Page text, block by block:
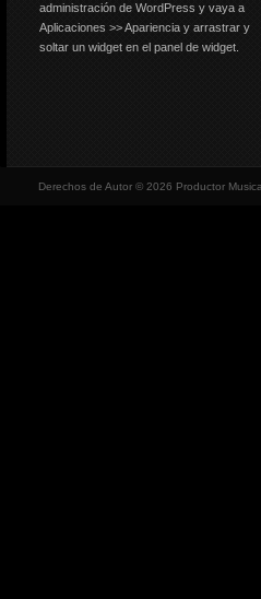
administración de WordPress y vaya a
Aplicaciones >> Apariencia y arrastrar y
soltar un widget en el panel de widget.
Derechos de Autor © 2026 Productor